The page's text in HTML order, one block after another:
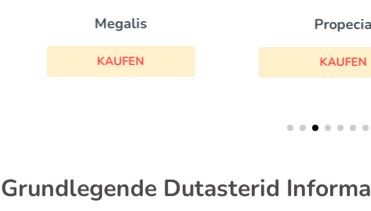
Megalis
KAUFEN
Propecia
KAUFEN
Grundlegende Dutasterid